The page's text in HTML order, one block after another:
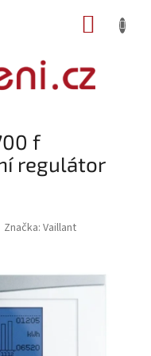
f
regulátor
Značka: Vaillant